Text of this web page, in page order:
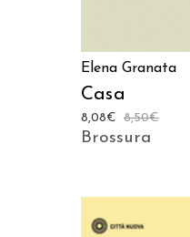
Elena Granata
Casa
8,50€
8,08€
Brossura